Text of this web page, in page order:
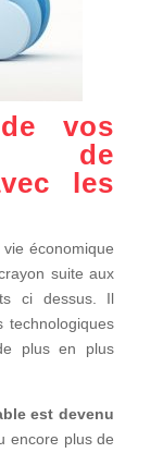
vos
de
les
économique
suite aux
ci dessus. Il
technologiques
plus en plus
est devenu
encore plus de